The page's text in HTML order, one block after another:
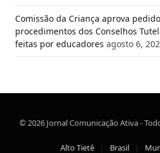
Comissão da Criança aprova
procedimentos dos Conselhos
feitas por educadores agosto 6,
© 2026 Jornal Comunicação Ativa -
Alto Tietê Brasil